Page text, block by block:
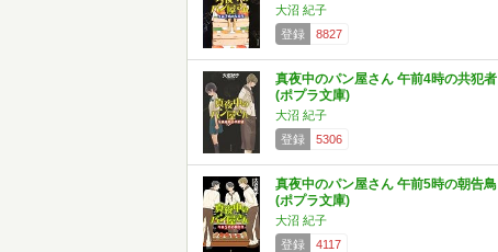
大沼 紀子
登録
8827
真夜中のパン屋さん 午前4時の共犯者
(ポプラ文庫)
大沼 紀子
登録
5306
真夜中のパン屋さん 午前5時の朝告鳥
(ポプラ文庫)
大沼 紀子
登録
4117